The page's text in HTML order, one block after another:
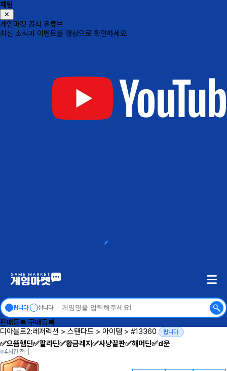
채팅
✕
게임마켓 공식 유튜브
최신 소식과 이벤트를 영상으로 확인하세요
팝니다 삽니다
판매등록 구매등록
디아블로2:레저렉션 > 스탠다드 > 아이템 > #13360 팝니다
✅으뜸햄딘✅팔라딘✅황금레지✅사냥끝판✅해머딘✅d운
4시간 전